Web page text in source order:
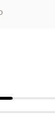
เงินตามกำหนดเว